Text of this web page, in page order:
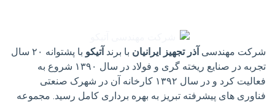
شرکت مهندسی آذر تجهیز ایرانیان با برند آتیکو
با پشتوانه ۲۰ سال
تجربه در صنایع ریخته گری و فولاد در سال ۱۳۹۰ شروع به
فعالیت کرد و در سال ۱۳۹۲ کارخانه آن در شهرک صنعتی
فناوری های پیشرفته تبریز به بهره برداری کامل رسید. مجموعه